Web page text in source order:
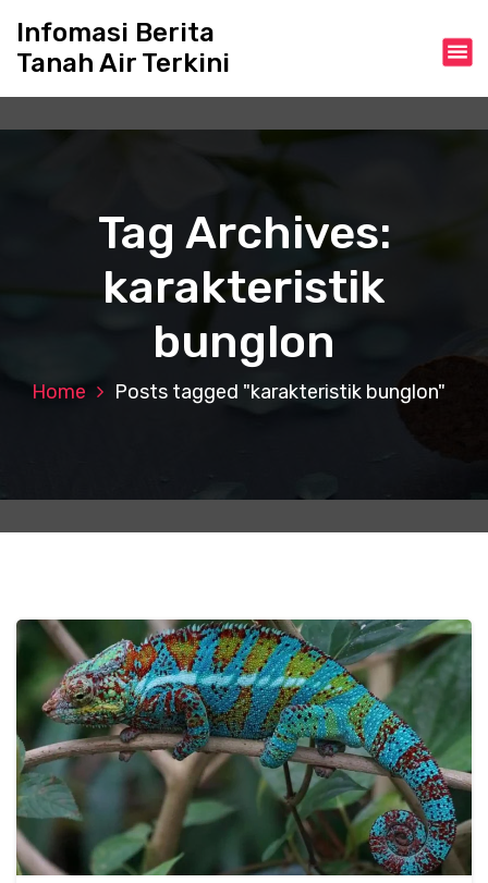
o
Infomasi Berita
Tanah Air Terkini
Tag Archives:
karakteristik
bunglon
Home Posts tagged "karakteristik bunglon"